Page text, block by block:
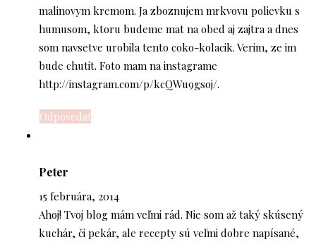
malinovym kremom. Ja zboznujem mrkvovu polievku s
humusom, ktoru budeme mat na obed aj zajtra a dnes
som navsetve urobila tento coko-kolacik. Verim, ze im
bude chutit. Foto mam na instagrame
http://instagram.com/p/kcQWu9gsoj/.
Odpovedať
Peter
15 februára, 2014
Ahoj! Tvoj blog mám veľmi rád. Nie som až taký skúsený
kuchár, či pekár, ale recepty sú veľmi dobre napísané,